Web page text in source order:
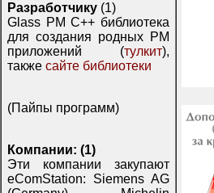
Разработчику (1)
Glass PM C++ библиотека
для создания родных PM
приложений (тулкит),
также сайте библиотеки
(Пайпы программ)
Компании: (1)
Эти компании закупают
eComStation: Siemens AG